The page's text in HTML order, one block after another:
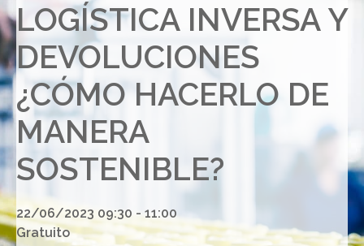
LOGÍSTICA INVERSA Y
DEVOLUCIONES
¿CÓMO HACERLO DE
MANERA
SOSTENIBLE?
22/06/2023 09:30 - 11:00
Gratuito